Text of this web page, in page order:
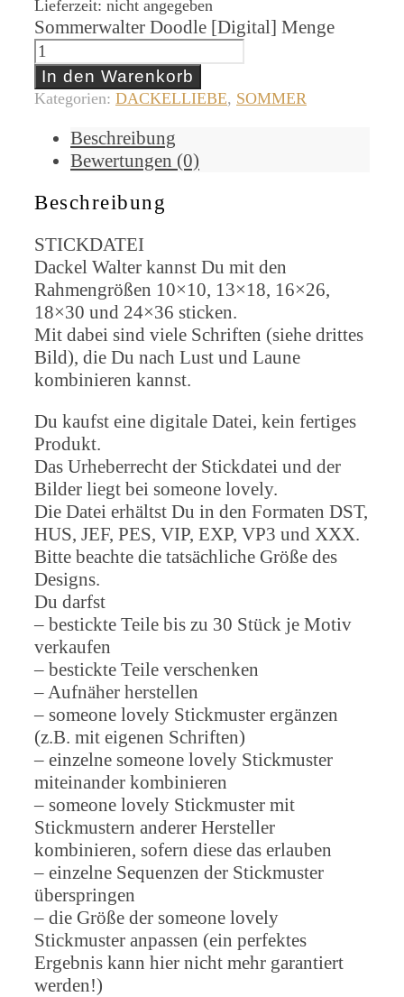
Lieferzeit: nicht angegeben
Sommerwalter Doodle [Digital] Menge
In den Warenkorb
Kategorien: DACKELLIEBE, SOMMER
Beschreibung
Bewertungen (0)
Beschreibung
STICKDATEI
Dackel Walter kannst Du mit den
Rahmengrößen 10×10, 13×18, 16×26,
18×30 und 24×36 sticken.
Mit dabei sind viele Schriften (siehe drittes
Bild), die Du nach Lust und Laune
kombinieren kannst.
Du kaufst eine digitale Datei, kein fertiges
Produkt.
Das Urheberrecht der Stickdatei und der
Bilder liegt bei someone lovely.
Die Datei erhältst Du in den Formaten DST,
HUS, JEF, PES, VIP, EXP, VP3 und XXX.
Bitte beachte die tatsächliche Größe des
Designs.
Du darfst
– bestickte Teile bis zu 30 Stück je Motiv
verkaufen
– bestickte Teile verschenken
– Aufnäher herstellen
– someone lovely Stickmuster ergänzen
(z.B. mit eigenen Schriften)
– einzelne someone lovely Stickmuster
miteinander kombinieren
– someone lovely Stickmuster mit
Stickmustern anderer Hersteller
kombinieren, sofern diese das erlauben
– einzelne Sequenzen der Stickmuster
überspringen
– die Größe der someone lovely
Stickmuster anpassen (ein perfektes
Ergebnis kann hier nicht mehr garantiert
werden!)